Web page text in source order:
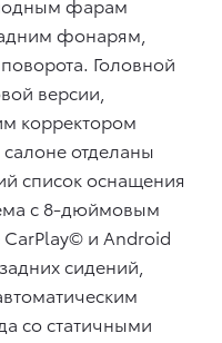
фарам
фонарям,
Головной
версии,
корректором
отделаны
список оснащения
с 8-дюймовым
и Android
сидений,
со статичными